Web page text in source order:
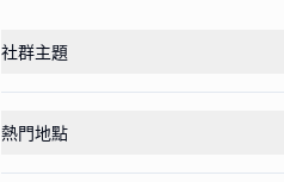
社群主題
熱門地點